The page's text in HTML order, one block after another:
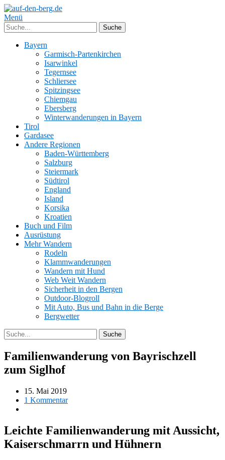
Menü
Bayern
Garmisch-Partenkirchen
Isarwinkel
Tegernsee
Schliersee
Spitzingsee
Chiemgau
Ebersberg
Winterwanderungen in Bayern
Tirol
Gardasee
Andere Regionen
Baden-Württemberg
Salzburg
Steiermark
Südtirol
England
Island
Korsika
Kroatien
Buch und Film
Ausrüstung
Mehr Wandern
Rodeln
Klammwanderungen
Wandern mit Hund
Web Weit Wandern
Sicherheit in den Bergen
Outdoor-Blogroll
Mit Auto, Bus und Bahn in die Berge
Bergwetter
Familienwanderung von Bayrischzell
zum Siglhof
15. Mai 2019
1 Kommentar
Leichte Familienwanderung mit Aussicht,
Kaiserschmarrn und Hühnern